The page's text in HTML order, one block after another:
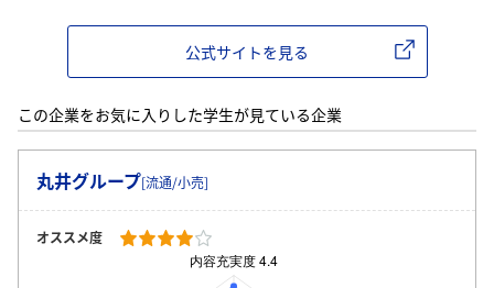
公式サイトを見る
この企業をお気に入りした学生が見ている企業
丸井グループ[流通/小売]
オススメ度